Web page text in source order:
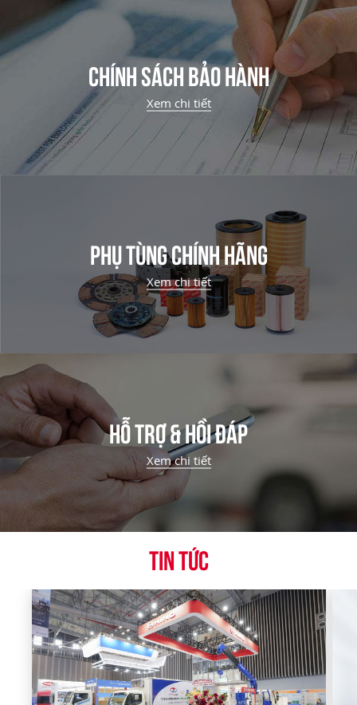
CHÍNH SÁCH BẢO HÀNH
Xem chi tiết
PHỤ TÙNG CHÍNH HÃNG
Xem chi tiết
HỖ TRỢ & HỒI ĐÁP
Xem chi tiết
TIN TỨC